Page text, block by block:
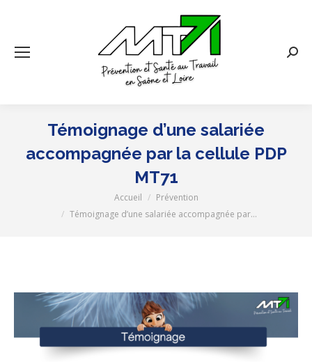
Témoignage d’une salariée
accompagnée par la cellule PDP
MT71
Accueil
Prévention
Témoignage d’une salariée accompagnée par…